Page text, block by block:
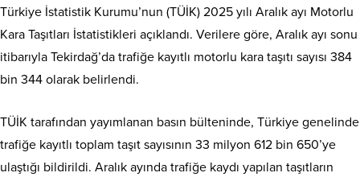
Türkiye İstatistik Kurumu’nun (TÜİK) 2025 yılı Aralık ayı Motorlu
Kara Taşıtları İstatistikleri açıklandı. Verilere göre, Aralık ayı sonu
itibarıyla Tekirdağ’da trafiğe kayıtlı motorlu kara taşıtı sayısı 384
bin 344 olarak belirlendi.
TÜİK tarafından yayımlanan basın bülteninde, Türkiye genelinde
trafiğe kayıtlı toplam taşıt sayısının 33 milyon 612 bin 650’ye
ulaştığı bildirildi. Aralık ayında trafiğe kaydı yapılan taşıtların